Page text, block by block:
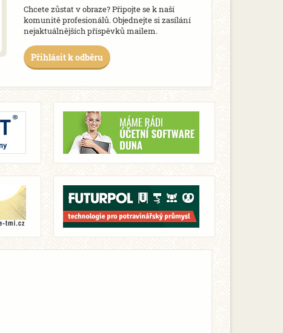
Chcete zůstat v obraze? Připojte se k naší
komunitě profesionálů. Objednejte si zasílání
nejaktuálnějších příspěvků mailem.
Přihlásit k odběru